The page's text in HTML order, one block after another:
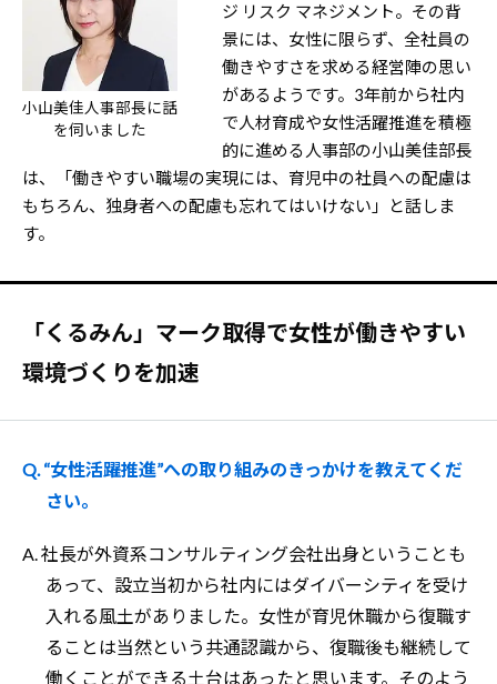
小山美佳人事部長に話
を伺いました
ジ リスク マネジメント。その背
景には、女性に限らず、全社員の
働きやすさを求める経営陣の思い
があるようです。3年前から社内
で人材育成や女性活躍推進を積極
的に進める人事部の小山美佳部長
は、「働きやすい職場の実現には、育児中の社員への配慮は
もちろん、独身者への配慮も忘れてはいけない」と話しま
す。
「くるみん」マーク取得で女性が働きやすい
環境づくりを加速
Q. “女性活躍推進”への取り組みのきっかけを教えてくだ
さい。
A. 社長が外資系コンサルティング会社出身ということも
あって、設立当初から社内にはダイバーシティを受け
入れる風土がありました。女性が育児休職から復職す
ることは当然という共通認識から、復職後も継続して
働くことができる土台はあったと思います。そのよう